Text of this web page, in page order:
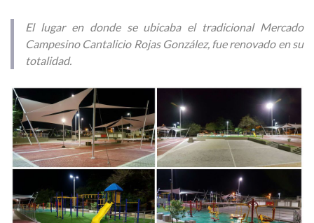
El lugar en donde se ubicaba el tradicional Mercado
Campesino Cantalicio Rojas González, fue renovado en su
totalidad.